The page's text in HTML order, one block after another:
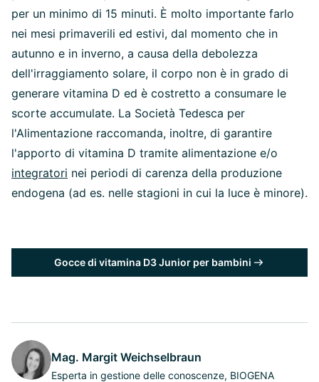
per un minimo di 15 minuti. È molto importante farlo
nei mesi primaverili ed estivi, dal momento che in
autunno e in inverno, a causa della debolezza
dell'irraggiamento solare, il corpo non è in grado di
generare vitamina D ed è costretto a consumare le
scorte accumulate. La Società Tedesca per
l'Alimentazione raccomanda, inoltre, di garantire
l'apporto di vitamina D tramite alimentazione e/o
integratori nei periodi di carenza della produzione
endogena (ad es. nelle stagioni in cui la luce è minore).
Gocce di vitamina D3 Junior per bambini
Mag. Margit Weichselbraun
Esperta in gestione delle conoscenze, BIOGENA